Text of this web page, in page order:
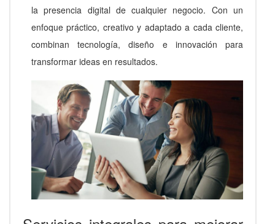
la presencia digital de cualquier negocio. Con un
enfoque práctico, creativo y adaptado a cada cliente,
combinan tecnología, diseño e innovación para
transformar ideas en resultados.